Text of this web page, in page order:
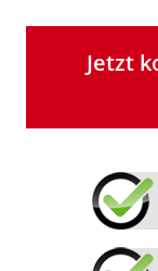
Jetzt